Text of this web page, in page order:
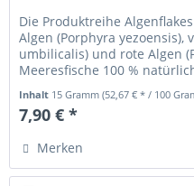
Die Produktreihe
Algen (Porphyra yezoensis),
umbilicalis) und rote Algen
Meeresfische 100 %
Inhalt 15 Gramm(52,67 € * / 100
7,90 € *
Merken